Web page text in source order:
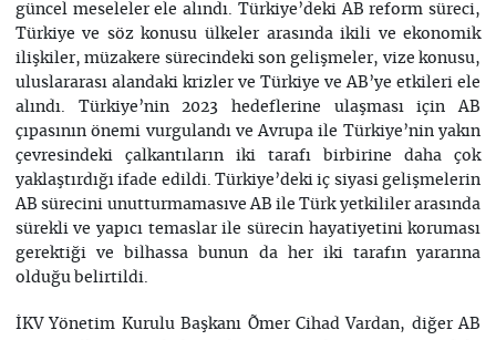
güncel meseleler ele alındı. Türkiye’deki AB reform süreci,
Türkiye ve söz konusu ülkeler arasında ikili ve ekonomik
ilişkiler, müzakere sürecindeki son gelişmeler, vize konusu,
uluslararası alandaki krizler ve Türkiye ve AB’ye etkileri ele
alındı. Türkiye’nin 2023 hedeflerine ulaşması için AB
çıpasının önemi vurgulandı ve Avrupa ile Türkiye’nin yakın
çevresindeki çalkantıların iki tarafı birbirine daha çok
yaklaştırdığı ifade edildi. Türkiye’deki iç siyasi gelişmelerin
AB sürecini unutturmamasıve AB ile Türk yetkililer arasında
sürekli ve yapıcı temaslar ile sürecin hayatiyetini koruması
gerektiği ve bilhassa bunun da her iki tarafın yararına
olduğu belirtildi.
İKV Yönetim Kurulu Başkanı Õmer Cihad Vardan, diğer AB